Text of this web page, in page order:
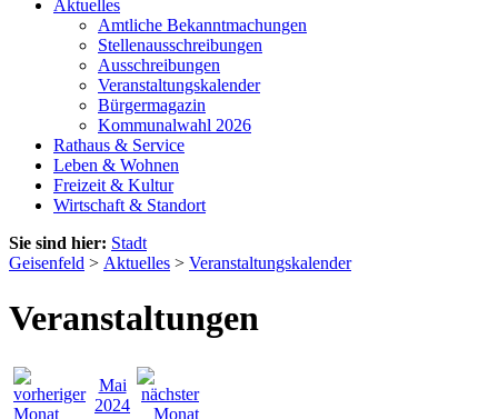
Aktuelles
Amtliche Bekanntmachungen
Stellenausschreibungen
Ausschreibungen
Veranstaltungskalender
Bürgermagazin
Kommunalwahl 2026
Rathaus & Service
Leben & Wohnen
Freizeit & Kultur
Wirtschaft & Standort
Sie sind hier: Stadt
Geisenfeld > Aktuelles > Veranstaltungskalender
Veranstaltungen
Mai
2024